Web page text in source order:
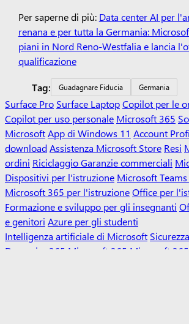
Per saperne di più: Data center AI per
renana e per tutta la Germania:
piani in Nord Reno-Westfalia e lancia
qualificazione
Tag:
Guadagnare Fiducia Germania
Surface Pro Surface LaptopCopilot per le
Copilot per uso personale Microsoft 365
MicrosoftApp di Windows 11 Account
downloadAssistenza Microsoft Store Resi
ordini RiciclaggioGaranzie commerciali
Dispositivi per l'istruzione Microsoft
Microsoft 365 per l'istruzioneOffice per
Formazione e sviluppo per gli insegnanti
e genitori Azure per gli studenti
Intelligenza artificiale di Microsoft
Dynamics 365 Microsoft 365 Microsoft